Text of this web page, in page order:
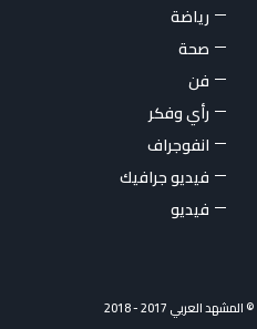
رياضة
صحة
فن
رأي وفكر
انفوجراف
فيديو جرافيك
فيديو
2017 - 2018